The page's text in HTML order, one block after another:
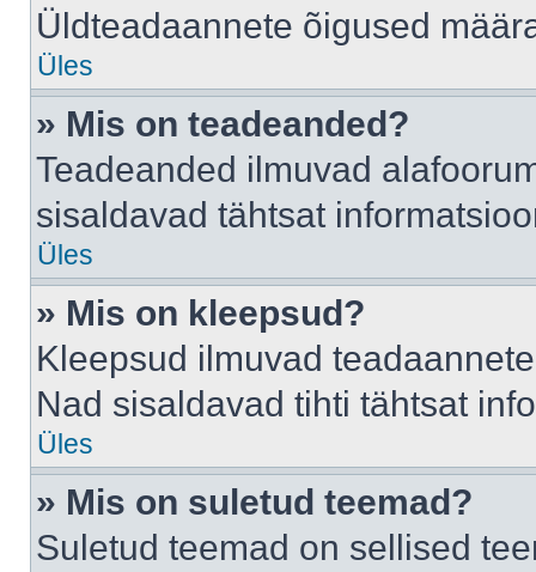
Üldteadaannete õigused
Üles
» Mis on teadeanded?
Teadeanded ilmuvad
sisaldavad tähtsat
Üles
» Mis on kleepsud?
Kleepsud ilmuvad
Nad sisaldavad tihti tähtsat
Üles
» Mis on suletud teemad?
Suletud teemad on sellised